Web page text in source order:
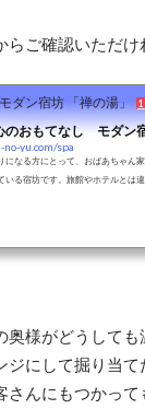
ご確認いただけ
ン宿坊 「禅の湯」
のおもてなし モダン
yu.com/spa
になる方にとって、おばあちゃん
いる宿坊です。旅館やホテルとは
奥様がどうしても
にして掘り当て
さんにもつかって